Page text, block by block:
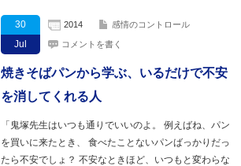
30
Jul
2014 感情のコントロール
コメントを書く
焼きそばパンから学ぶ、いるだけで不安
を消してくれる人
「鬼塚先生はいつも通りでいいのよ。 例えばね、パン
を買いに来たとき、 食べたことないパンばっかりだっ
たら不安でしょ？ 不安なときほど、いつもと変わらな